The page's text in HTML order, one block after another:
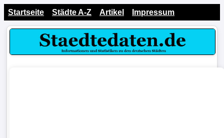
Startseite Städte A-Z Artikel Impressum